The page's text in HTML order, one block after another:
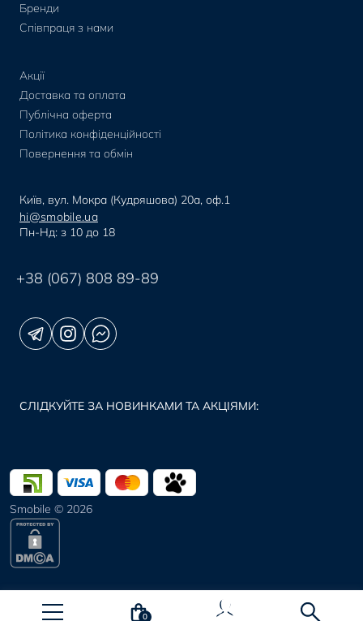
0
Бренди
Співпраця з нами
Акції
Доставка та оплата
Публічна оферта
Політика конфіденційності
Повернення та обмін
Київ, вул. Мокра (Кудряшова) 20а, оф.1
hi@smobile.ua
Пн-Нд: з 10 до 18
+38 (067) 808 89-89
СЛІДКУЙТЕ ЗА НОВИНКАМИ ТА АКЦІЯМИ:
Smobile © 2026